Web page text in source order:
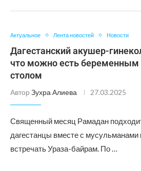
Актуальное Лента новостей Новости
Дагестанский акушер-
что можно есть
столом
Автор Зухра Алиева 27.03.2025
Священный месяц Рамадан
дагестанцы вместе с мусульманами
встречать Ураза-байрам. По …